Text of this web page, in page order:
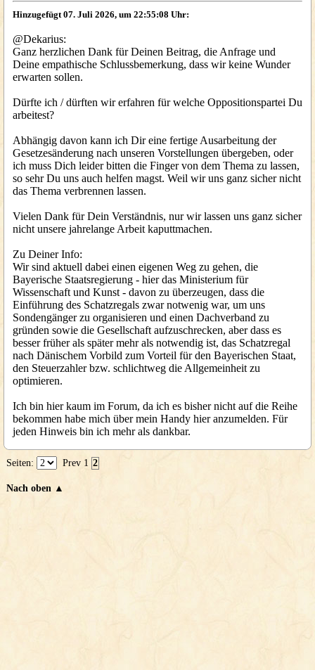
Hinzugefügt 07. Juli 2026, um 22:55:08 Uhr:
@Dekarius:
Ganz herzlichen Dank für Deinen Beitrag, die Anfrage und
Deine empathische Schlussbemerkung, dass wir keine Wunder
erwarten sollen.
Dürfte ich / dürften wir erfahren für welche Oppositionspartei Du
arbeitest?
Abhängig davon kann ich Dir eine fertige Ausarbeitung der
Gesetzesänderung nach unseren Vorstellungen übergeben, oder
ich muss Dich leider bitten die Finger von dem Thema zu lassen,
so sehr Du uns auch helfen magst. Weil wir uns ganz sicher nicht
das Thema verbrennen lassen.
Vielen Dank für Dein Verständnis, nur wir lassen uns ganz sicher
nicht unsere jahrelange Arbeit kaputtmachen.
Zu Deiner Info:
Wir sind aktuell dabei einen eigenen Weg zu gehen, die
Bayerische Staatsregierung - hier das Ministerium für
Wissenschaft und Kunst - davon zu überzeugen, dass die
Einführung des Schatzregals zwar notwenig war, um uns
Sondengänger zu organisieren und einen Dachverband zu
gründen sowie die Gesellschaft aufzuschrecken, aber dass es
besser früher als später mehr als notwendig ist, das Schatzregal
nach Dänischem Vorbild zum Vorteil für den Bayerischen Staat,
den Steuerzahler bzw. schlichtweg die Allgemeinheit zu
optimieren.
Ich bin hier kaum im Forum, da ich es bisher nicht auf die Reihe
bekommen habe mich über mein Handy hier anzumelden. Für
jeden Hinweis bin ich mehr als dankbar.
Seiten: Prev 1 2
Nach oben ▲